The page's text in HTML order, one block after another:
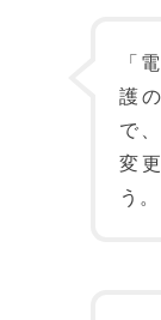
「
護
で
変
う。